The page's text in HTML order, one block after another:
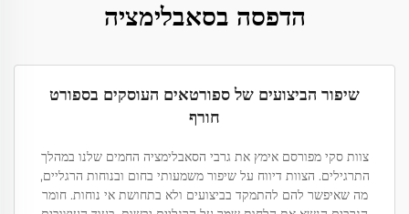
הדפסה בסאבלימציה
שיפור הביצועים של ספורטאים העוסקים בספורט
חורף
צוות סקי מפורסם אימץ את גרבי הסאבלימציה החמים שלנו במהלך
התרגילים. הצוות דיווח על שיפור משמעותי בחום ובנוחות הרגליים,
מה שאיפשר להם להתמקד בביצועים ולא בתחושת אי נוחות. חומר